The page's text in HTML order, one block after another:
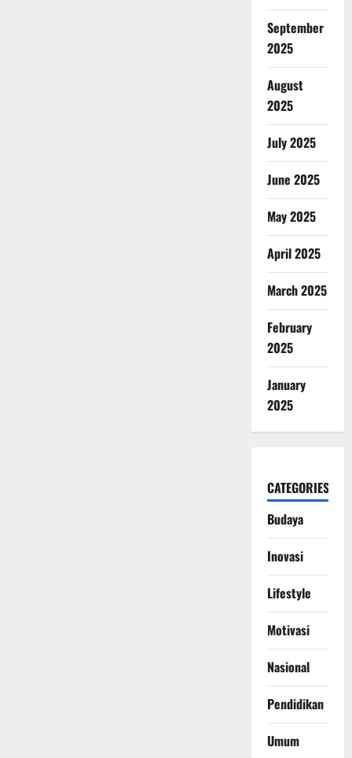
September
2025
August
2025
July 2025
June 2025
May 2025
April 2025
March 2025
February
2025
January
2025
CATEGORIES
Budaya
Inovasi
Lifestyle
Motivasi
Nasional
Pendidikan
Umum